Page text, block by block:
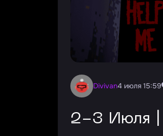
divivan4 июля 15:59
2-3 Июля